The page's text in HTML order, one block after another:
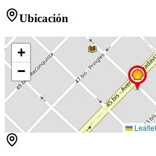
Ubicación
+
−
Leaflet